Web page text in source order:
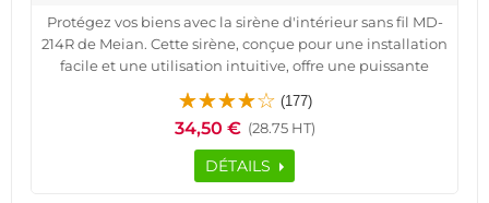
Protégez vos biens avec la sirène d'intérieur sans fil MD-
214R de Meian. Cette sirène, conçue pour une installation
facile et une utilisation intuitive, offre une puissante
à sa batterie rechargeable, elle assure une autonomie de
3 à 4 jours en cas de coupure de courant, assurant une
protection continue.
Compatible avec un large éventail d'emplacements, des
(177)
34,50 € (28.75 HT)
DÉTAILS